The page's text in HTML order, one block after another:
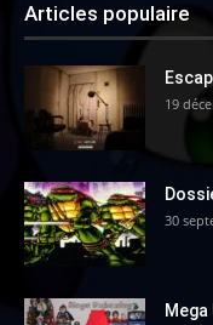
Articles populaire
19
30
Mega